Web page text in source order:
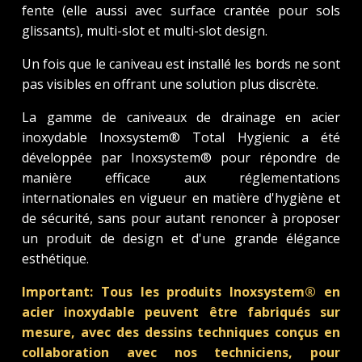
fente (elle aussi avec surface crantée pour sols
glissants), multi-slot et multi-slot design.
Un fois que le caniveau est installé les bords ne sont
pas visibles en offrant une solution plus discrète.
La gamme de caniveaux de drainage en acier
inoxydable Inoxsystem® Total Hygienic a été
développée par Inoxsystem® pour répondre de
manière efficace aux réglementations
internationales en vigueur en matière d'hygiène et
de sécurité, sans pour autant renoncer à proposer
un produit de design et d'une grande élégance
esthétique.
Important: Tous les produits Inoxsystem® en
acier inoxydable peuvent être fabriqués sur
mesure, avec des dessins techniques conçus en
collaboration avec nos techniciens, pour